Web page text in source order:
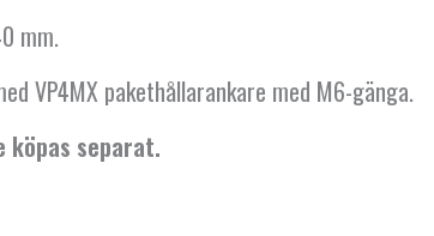
mm.
VP4MX pakethållarankare med M6-gänga.
köpas separat.